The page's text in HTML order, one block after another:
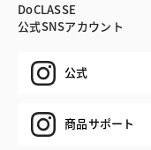
DoCLASSE
公式SNSアカウント
公式
商品サポート